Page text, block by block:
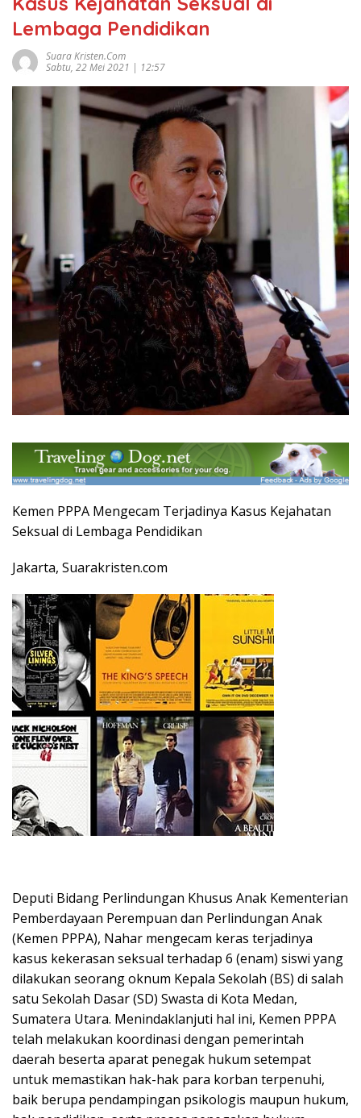
Lembaga Pendidikan
Suara Kristen.com
Sabtu, 22 Mei 2021 | 12:57
Kemen PPPA Mengecam Terjadinya Kasus Kejahatan
Seksual di Lembaga Pendidikan
Jakarta, Suarakristen.com
Deputi Bidang Perlindungan Khusus Anak Kementerian
Pemberdayaan Perempuan dan Perlindungan Anak
(Kemen PPPA), Nahar mengecam keras terjadinya
kasus kekerasan seksual terhadap 6 (enam) siswi yang
dilakukan seorang oknum Kepala Sekolah (BS) di salah
satu Sekolah Dasar (SD) Swasta di Kota Medan,
Sumatera Utara. Menindaklanjuti hal ini, Kemen PPPA
telah melakukan koordinasi dengan pemerintah
daerah beserta aparat penegak hukum setempat
untuk memastikan hak-hak para korban terpenuhi,
baik berupa pendampingan psikologis maupun hukum,